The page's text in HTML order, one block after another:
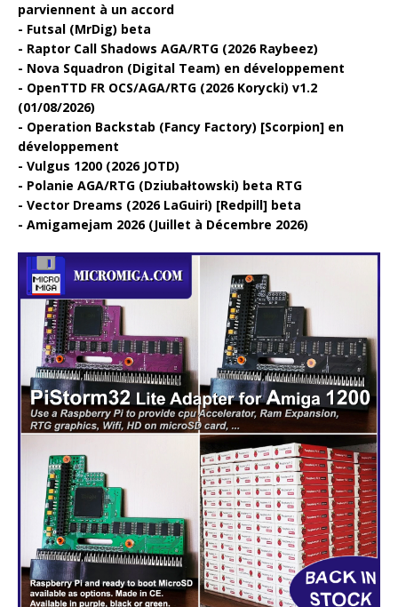
parviennent à un accord
Futsal (MrDig) beta
Raptor Call Shadows AGA/RTG (2026 Raybeez)
Nova Squadron (Digital Team) en développement
OpenTTD FR OCS/AGA/RTG (2026 Korycki) v1.2
(01/08/2026)
Operation Backstab (Fancy Factory) [Scorpion] en
développement
Vulgus 1200 (2026 JOTD)
Polanie AGA/RTG (Dziubałtowski) beta RTG
Vector Dreams (2026 LaGuiri) [Redpill] beta
Amigamejam 2026 (Juillet à Décembre 2026)